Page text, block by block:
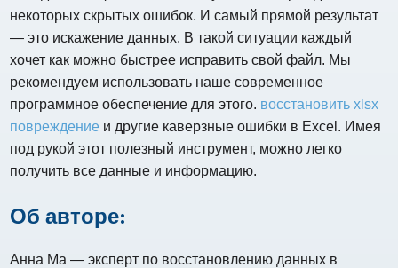
некоторых скрытых ошибок. И самый прямой результат
— это искажение данных. В такой ситуации каждый
хочет как можно быстрее исправить свой файл. Мы
рекомендуем использовать наше современное
программное обеспечение для этого. восстановить xlsx
повреждение и другие каверзные ошибки в Excel. Имея
под рукой этот полезный инструмент, можно легко
получить все данные и информацию.
Об авторе:
Анна Ма — эксперт по восстановлению данных в